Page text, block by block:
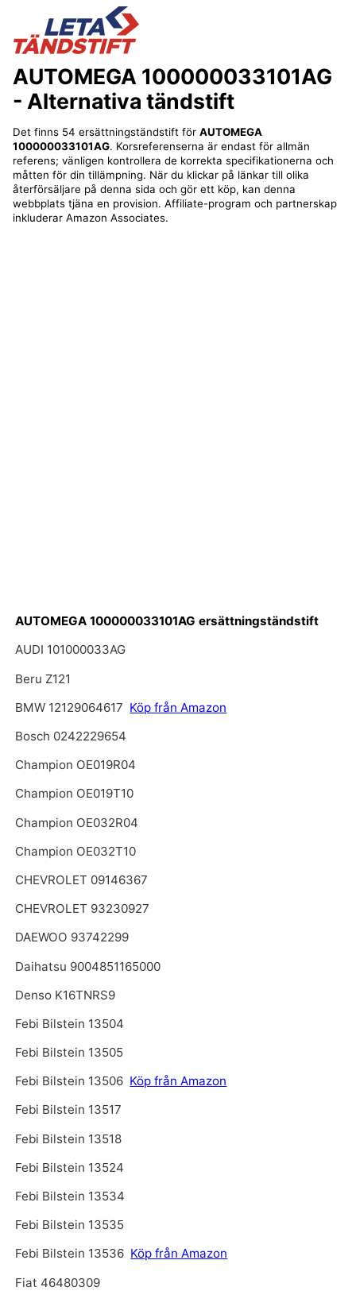
AUTOMEGA 100000033101AG
- Alternativa tändstift
Det finns 54 ersättningständstift för AUTOMEGA
100000033101AG. Korsreferenserna är endast för allmän
referens; vänligen kontrollera de korrekta specifikationerna och
måtten för din tillämpning. När du klickar på länkar till olika
återförsäljare på denna sida och gör ett köp, kan denna
webbplats tjäna en provision. Affiliate-program och partnerskap
inkluderar Amazon Associates.
AUTOMEGA 100000033101AG ersättningständstift
AUDI 101000033AG
Beru Z121
BMW 12129064617 Köp från Amazon
Bosch 0242229654
Champion OE019R04
Champion OE019T10
Champion OE032R04
Champion OE032T10
CHEVROLET 09146367
CHEVROLET 93230927
DAEWOO 93742299
Daihatsu 9004851165000
Denso K16TNRS9
Febi Bilstein 13504
Febi Bilstein 13505
Febi Bilstein 13506 Köp från Amazon
Febi Bilstein 13517
Febi Bilstein 13518
Febi Bilstein 13524
Febi Bilstein 13534
Febi Bilstein 13535
Febi Bilstein 13536 Köp från Amazon
Fiat 46480309